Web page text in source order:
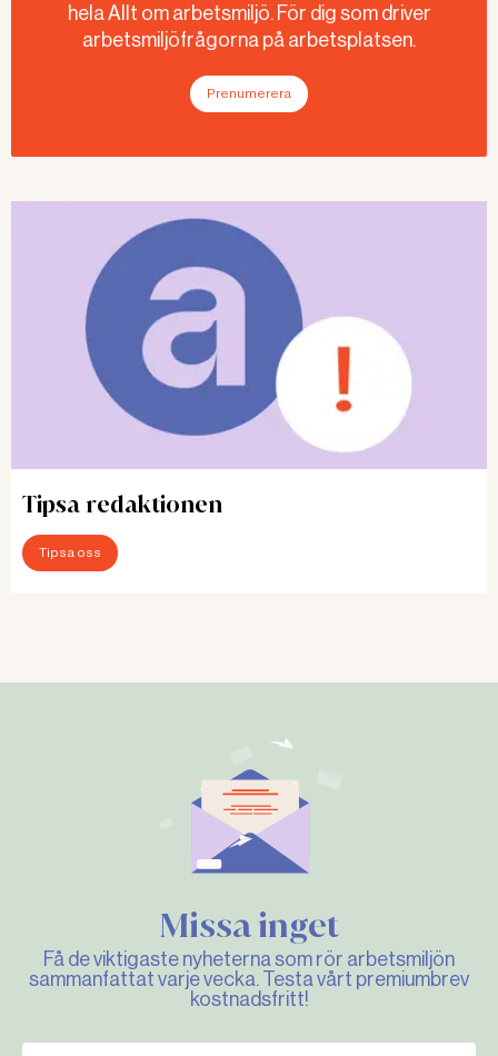
hela Allt om arbetsmiljö. För dig som driver
arbetsmiljöfrågorna på arbetsplatsen.
Prenumerera
Tipsa redaktionen
Tipsa oss
Missa inget
Få de viktigaste nyheterna som rör arbetsmiljön
sammanfattat varje vecka. Testa vårt premiumbrev
kostnadsfritt!